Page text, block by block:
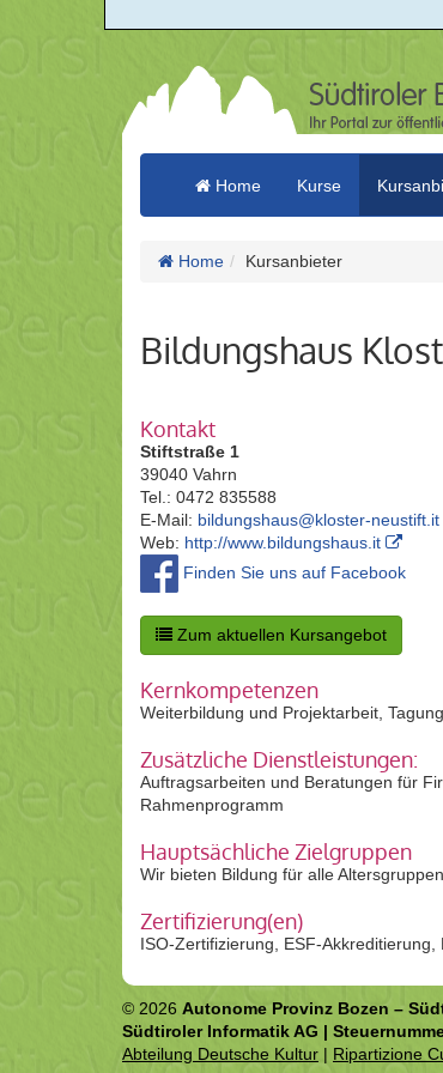
Home Kurse
Home Kursanbieter
Bildungshaus
Kontakt
Stiftstraße 1
39040 Vahrn
Tel.: 0472 835588
E-Mail: bildungshaus@kloster-neustift.it
Web: http://www.bildungshaus.it
Finden Sie uns auf Facebook
Zum aktuellen Kursangebot
Kernkompetenzen
Weiterbildung und Projektarbeit,
Zusätzliche Dienstleistungen:
Auftragsarbeiten und Beratungen für
Rahmenprogramm
Hauptsächliche Zielgruppen
Wir bieten Bildung für alle
Zertifizierung(en)
ISO-Zertifizierung, ESF-Akkreditierung,
© 2026 Autonome Provinz Bozen –
Südtiroler Informatik AG |
Abteilung Deutsche Kultur | Ripartizione